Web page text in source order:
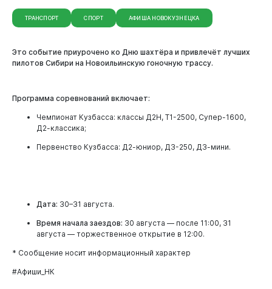
ТРАНСПОРТ СПОРТ АФИША НОВОКУЗНЕЦКА
Это событие приурочено ко Дню шахтёра и привлечёт лучших
пилотов Сибири на Новоильинскую гоночную трассу.
Программа соревнований включает:
Чемпионат Кузбасса: классы Д2Н, Т1-2500, Супер-1600,
Д2-классика;
Первенство Кузбасса: Д2-юниор, Д3-250, Д3-мини.
Дата: 30–31 августа.
Время начала заездов: 30 августа — после 11:00, 31
августа — торжественное открытие в 12:00.
* Сообщение носит информационный характер
#Афиши_НК